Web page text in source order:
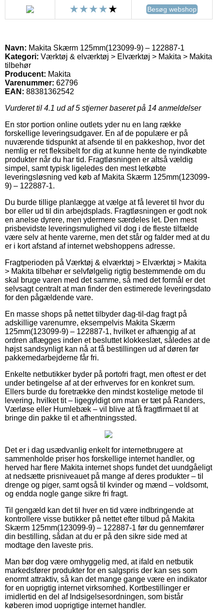
Besøg webshop
Navn: Makita Skærm 125mm(123099-9) – 122887-1
Kategori: Værktøj & elværktøj > Elværktøj > Makita > Makita
tilbehør
Producent: Makita
Varenummer: 62796
EAN: 88381362542
Vurderet til 4.1 ud af 5 stjerner baseret på 14 anmeldelser
En stor portion online outlets yder nu en lang række
forskellige leveringsudgaver. En af de populære er på
nuværende tidspunkt at afsende til en pakkeshop, hvor det
nemlig er ret fleksibelt for dig at kunne hente de nyindkøbte
produkter når du har tid. Fragtløsningen er altså vældig
simpel, samt typisk ligeledes den mest letkøbte
leveringsløsning ved køb af Makita Skærm 125mm(123099-
9) – 122887-1.
Du burde tillige planlægge at vælge at få leveret til hvor du
bor eller ud til din arbejdsplads. Fragtløsningen er godt nok
en anelse dyrere, men ydermere særdeles let. Den mest
prisbevidste leveringsmulighed vil dog i de fleste tilfælde
være selv at hente varerne, men det står og falder med at du
er i kort afstand af internet webshoppens adresse.
Fragtperioden på Værktøj & elværktøj > Elværktøj > Makita
> Makita tilbehør er selvfølgelig rigtig bestemmende om du
skal bruge varen med det samme, så med det formål er det
selvsagt centralt at man finder den estimerede leveringsdato
for den pågældende vare.
En masse shops på nettet tilbyder dag-til-dag fragt på
adskillige varenumre, eksempelvis Makita Skærm
125mm(123099-9) – 122887-1, hvilket er afhængig af at
ordren aflægges inden et besluttet klokkeslæt, således at de
højst sandsynligt kan nå at få bestillingen ud af døren før
pakkemedarbejderne får fri.
Enkelte netbutikker byder på portofri fragt, men oftest er det
under betingelse af at der erhverves for en konkret sum.
Ellers burde du foretrække den mindst kostelige metode til
levering, hvilket tit – ligegyldigt om man er tæt på Randers,
Værløse eller Humlebæk – vil blive at få fragtfirmaet til at
bringe din pakke til et afhentningssted.
Det er i dag usædvanlig enkelt for internetbrugere at
sammenholde priser hos forskellige internet handler, og
herved har flere Makita internet shops fundet det uundgåeligt
at nedsætte prisniveauet på mange af deres produkter – til
drenge og piger, samt også til kvinder og mænd – voldsomt,
og endda nogle gange sikre fri fragt.
Til gengæld kan det til hver en tid være indbringende at
kontrollere visse butikker på nettet efter tilbud på Makita
Skærm 125mm(123099-9) – 122887-1 før du gennemfører
din bestilling, sådan at du er på den sikre side med at
modtage den laveste pris.
Man bør dog være omhyggelig med, at ifald en netbutik
markedsfører produkter for en salgspris der kan ses som
enormt attraktiv, så kan det mange gange være en indikator
for en uoprigtig internet virksomhed. Kortbestillinger er
imidlertid en del af Indsigelsesordningen, som bistår
køberen imod uoprigtige internet handler.